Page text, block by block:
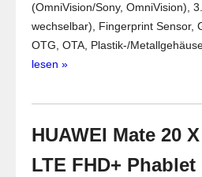
(OmniVision/Sony, OmniVision),
wechselbar), Fingerprint Sensor,
OTG, OTA, Plastik-/
lesen »
HUAWEI Mate 20
LTE FHD+